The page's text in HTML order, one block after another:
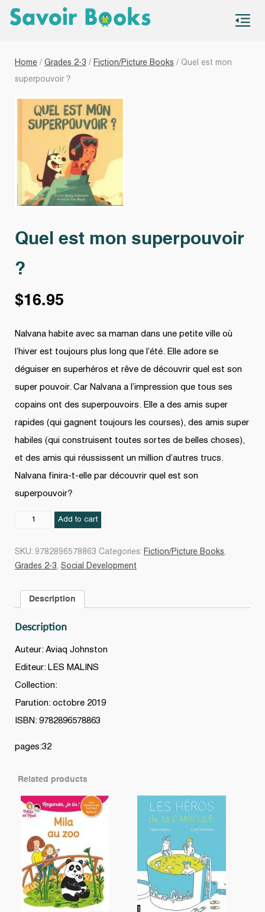
Home / Grades 2-3 / Fiction/Picture Books / Quel est mon
superpouvoir ?
Quel est mon superpouvoir
?
$16.95
Nalvana habite avec sa maman dans une petite ville où
l’hiver est toujours plus long que l’été. Elle adore se
déguiser en superhéros et rêve de découvrir quel est son
super pouvoir. Car Nalvana a l’impression que tous ses
copains ont des superpouvoirs. Elle a des amis super
rapides (qui gagnent toujours les courses), des amis super
habiles (qui construisent toutes sortes de belles choses),
et des amis qui réussissent un million d’autres trucs.
Nalvana finira-t-elle par découvrir quel est son
superpouvoir?
Add to cart
SKU: 9782896578863 Categories: Fiction/Picture Books,
Grades 2-3, Social Development
Description
Description
Auteur: Aviaq Johnston
Editeur: LES MALINS
Collection:
Parution: octobre 2019
ISBN: 9782896578863
pages:32
Related products